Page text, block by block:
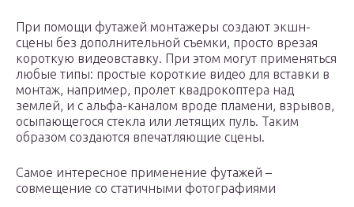
При помощи футажей монтажеры создают экшн-
сцены без дополнительной съемки, просто врезая
короткую видеовставку. При этом могут применяться
любые типы: простые короткие видео для вставки в
монтаж, например, пролет квадрокоптера над
землей, и с альфа-каналом вроде пламени, взрывов,
осыпающегося стекла или летящих пуль. Таким
образом создаются впечатляющие сцены.
Самое интересное применение футажей –
совмещение со статичными фотографиями